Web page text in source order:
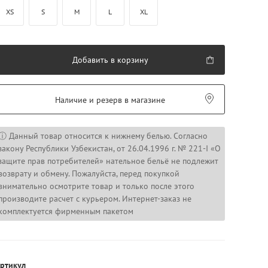
XS S M L XL
Добавить в корзину
Наличие и резерв в магазине
Данный товар относится к нижнему белью. Согласно
Республики Узбекистан, от 26.04.1996 г. № 221-I «О
прав потребителей» нательное бельё не подлежит
и обмену. Пожалуйста, перед покупкой
осмотрите товар и только после этого
расчет с курьером. Интернет-заказ не
фирменным пакетом